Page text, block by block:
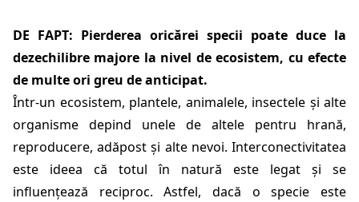
DE FAPT: Pierderea oricărei specii poate duce la
dezechilibre majore la nivel de ecosistem, cu efecte
de multe ori greu de anticipat.
Într-un ecosistem, plantele, animalele, insectele și alte
organisme depind unele de altele pentru hrană,
reproducere, adăpost și alte nevoi. Interconectivitatea
este ideea că totul în natură este legat și se
influențează reciproc. Astfel, dacă o specie este